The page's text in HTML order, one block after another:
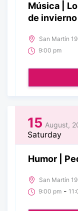
Música |
de invierno
San Martín
9:00 pm
15 August,
Saturday
Humor |
San Martín
9:00 pm -